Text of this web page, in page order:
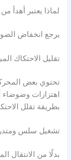
لماذا يعتبر أهدأ
يرجع انخفاض
تقليل الاحتكاك
تحتوي بعض
اهتزازات وضوضاء
بطريقة تقلل
تشغيل سلس
بدلًا من الانتقال